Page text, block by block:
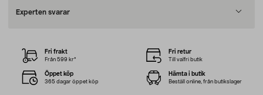
Experten svarar
Fri frakt
Från 599 kr*
Fri retur
Till valfri butik
Öppet köp
365 dagar öppet köp
Hämta i butik
Beställ online, från butikslager